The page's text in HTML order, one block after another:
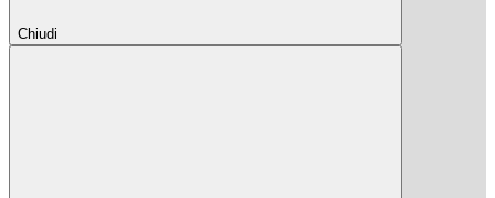
Chiudi